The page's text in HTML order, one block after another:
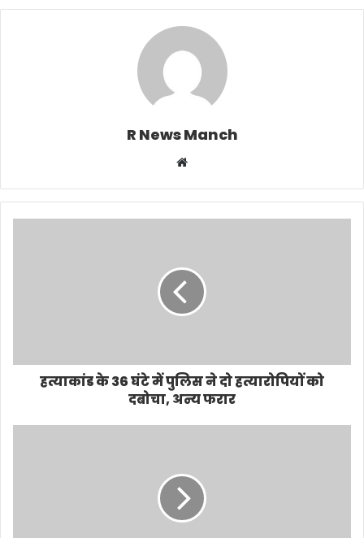
R News Manch
Website
हत्याकांड के 36 घंटे में पुलिस ने दो हत्यारोपियों को
दबोचा, अन्य फरार